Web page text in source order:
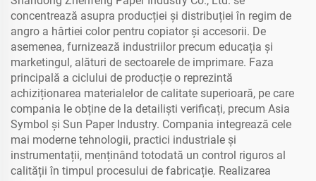
concentrează asupra producției și distribuției în regim de
angro a hârtiei color pentru copiator și accesorii. De
asemenea, furnizează industriilor precum educația și
marketingul, alături de sectoarele de imprimare. Faza
principală a ciclului de producție o reprezintă
achiziționarea materialelor de calitate superioară, pe care
compania le obține de la detailiști verificați, precum Asia
Symbol și Sun Paper Industry. Compania integrează cele
mai moderne tehnologii, practici industriale și
instrumentații, menținând totodată un control riguros al
calității în timpul procesului de fabricație. Realizarea